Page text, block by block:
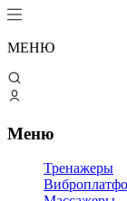
МЕНЮ
Меню
Тренажеры